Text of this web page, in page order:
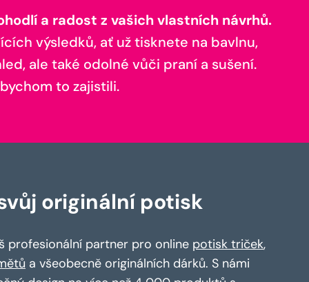
a radost z vašich vlastních návrhů.
výsledků, ať už tisknete na bavlnu,
ale také odolné vůči praní a sušení.
to zajistili.
originální potisk
profesionální partner pro online potisk triček,
a všeobecně originálních dárků. S námi